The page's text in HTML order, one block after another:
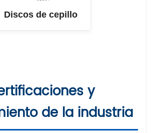
Discos de cepillo
y
de la industria